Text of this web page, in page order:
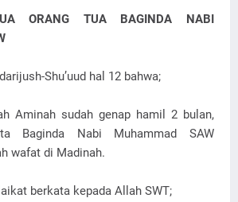
ORANG TUA BAGINDA NABI
Shu’uud hal 12 bahwa;
Aminah sudah genap hamil 2 bulan,
Baginda Nabi Muhammad SAW
wafat di Madinah.
berkata kepada Allah SWT;